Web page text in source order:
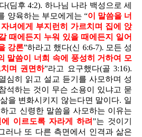
(딤후 4:2). 하나님 나라 백성으로 세
양육하는 부모에게는 “이 말씀을 너
녀에게 부지런히 가르치며 집에 앉
때에든지 누워 있을 때에든지 일어
강론”하라고 했다(신 6:6-7). 모든 성
말씀이 너희 속에 풍성히 거하여 모
며 권면하”라고 요구했다(골 3:16).
심히 읽고 설교 듣기를 사모하며 성
석하는 것이 무슨 소용이 있냐고 묻
을 변화시키지 않는다면 말이다. 일
고 신령한 말씀을 사모하는 이유는
에 이르도록 자라게 하려”는 것이기
러나 또 다른 측면에서 인격과 삶은